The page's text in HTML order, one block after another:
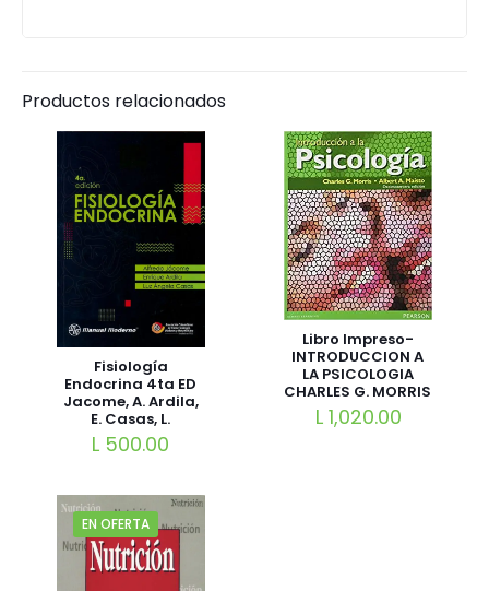
Productos relacionados
Fisiología
Endocrina 4ta ED
Jacome, A. Ardila,
E. Casas, L.
L 500.00
Libro Impreso-
INTRODUCCION A
LA PSICOLOGIA
CHARLES G. MORRIS
L1,020.00
EN OFERTA